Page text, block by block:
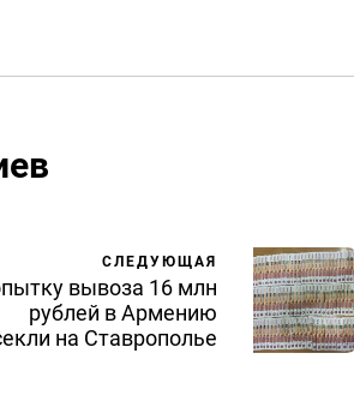
СЛЕДУЮЩАЯ
вывоза 16 млн
рублей в Армению
на Ставрополье